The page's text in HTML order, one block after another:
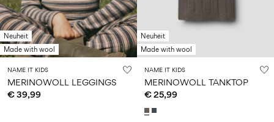
Neuheit
Made with wool
NAME IT KIDS
MERINOWOLL LEGGINGS
€ 39,99
Neuheit
Made with wool
NAME IT KIDS
MERINOWOLL TANKTOP
€ 25,99